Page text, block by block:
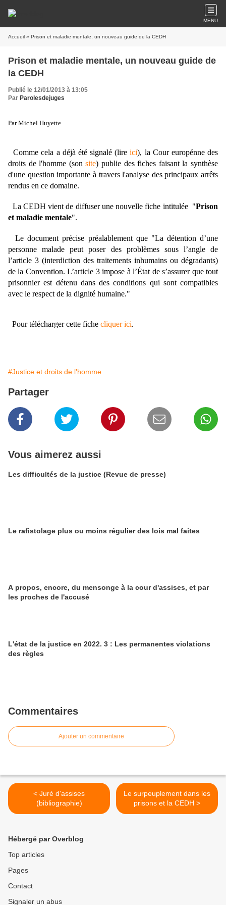
MENU
Accueil » Prison et maladie mentale, un nouveau guide de la CEDH
Prison et maladie mentale, un nouveau guide de
la CEDH
Publié le 12/01/2013 à 13:05
Par Parolesdejuges
Par Michel Huyette
Comme cela a déjà été signalé (lireici), la Cour europénne des
droits de l'homme (sonsite) publie des fiches faisant la synthèse
d'une question importante à travers l'analyse des principaux arrêts
rendus en ce domaine.
La CEDH vient de diffuser une nouvelle fiche intitulée "Prison
et maladie mentale".
Le document précise préalablement que "La détention d’une
personne malade peut poser des problèmes sous l’angle de
l’article 3 (interdiction des traitements inhumains ou dégradants)
de la Convention. L’article 3 impose à l’État de s’assurer que tout
prisonnier est détenu dans des conditions qui sont compatibles
avec le respect de la dignité humaine."
Pour télécharger cette fiche cliquer ici.
#Justice et droits de l'homme
Partager
Vous aimerez aussi
Les difficultés de la justice (Revue de presse)
Le rafistolage plus ou moins régulier des lois mal faites
A propos, encore, du mensonge à la cour d'assises, et par
les proches de l'accusé
L'état de la justice en 2022. 3 : Les permanentes violations
des règles
Commentaires
Ajouter un commentaire
< Juré d'assises
(bibliographie)
Le surpeuplement dans les
prisons et la CEDH >
Hébergé par Overblog
Top articles
Pages
Contact
Signaler un abus